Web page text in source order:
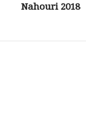
Nahouri 2018